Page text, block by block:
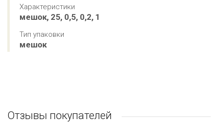
Характеристики
мешок, 25, 0,5, 0,2, 1
Тип упаковки
мешок
Отзывы покупателей